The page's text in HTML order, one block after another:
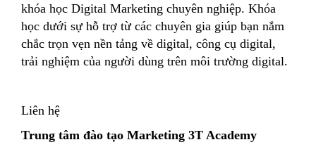
khóa học Digital Marketing chuyên nghiệp. Khóa
học dưới sự hỗ trợ từ các chuyên gia giúp bạn nắm
chắc trọn vẹn nền tảng về digital, công cụ digital,
trải nghiệm của người dùng trên môi trường digital.
Liên hệ
Trung tâm đào tạo Marketing 3T Academy